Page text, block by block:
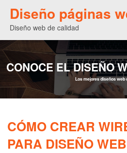
Diseño páginas
Diseño web de calidad
CONOCE EL DISEÑO
Los mejores diseños web
CÓMO CREAR
PARA DISEÑO WEB